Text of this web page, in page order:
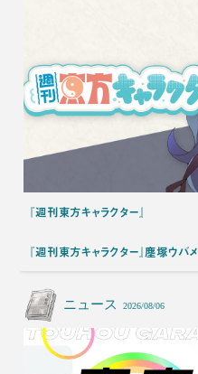
『週刊東方キャラクター』
『週刊東方キャラクター』塵塚ウバメ
ニュース 2026/08/06